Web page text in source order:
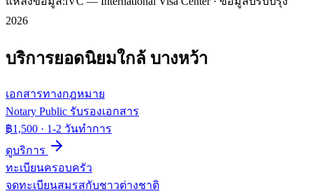
2026
บริการยอดนิยมใกล้ บางหว้า
เอกสารทางกฎหมาย
Notary Public รับรองเอกสาร
฿1,500 · 1-2 วันทำการ
ดูบริการ
ทะเบียนครอบครัว
จดทะเบียนสมรสกับชาวต่างชาติ